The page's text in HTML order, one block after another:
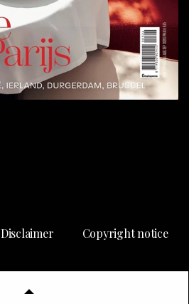
Disclaimer Copyright notice